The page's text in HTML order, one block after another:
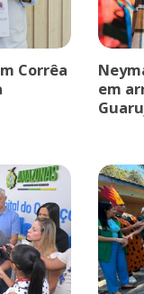
Corrêa
em